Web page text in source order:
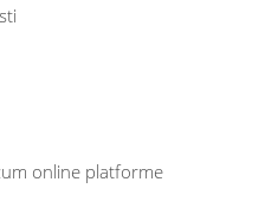
online platforme